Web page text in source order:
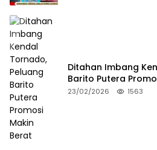
Ditahan Imbang
Barito Putera
23/02/2026 1563